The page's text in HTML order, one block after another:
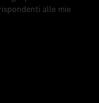
alle mie